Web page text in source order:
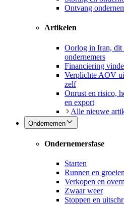
Ontvang
Artikelen
Oorlog in Iran, dit
ondernemers
Financiering
Verplichte AOV
zelf
Onrust en risico,
en export
Alle nieuwe
Ondernemen
Ondernemersfase
Starten
Runnen en groeien
Verkopen en
Zwaar weer
Stoppen en